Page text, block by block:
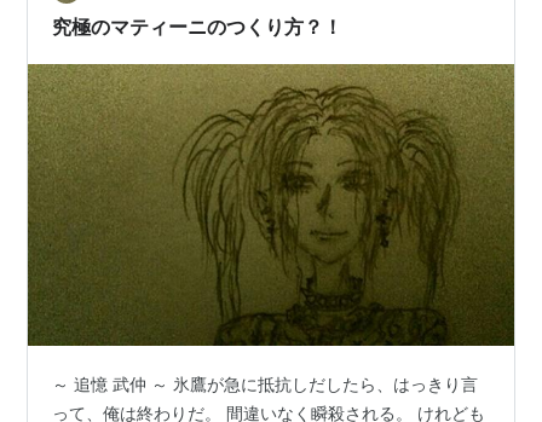
究極のマティーニのつくり方？！
～ 追憶 武仲 ～ 氷鷹が急に抵抗しだしたら、はっきり言
って、俺は終わりだ。 間違いなく瞬殺される。 けれども